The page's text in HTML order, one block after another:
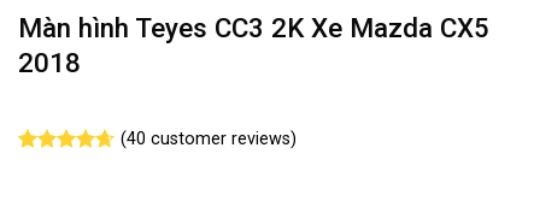
Màn hình Teyes CC3 2K Xe Mazda CX5
2018
(40 customer reviews)